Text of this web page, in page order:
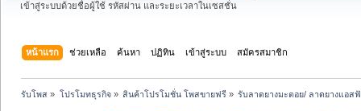
เข้าสู่ระบบด้วยชื่อผู้ใช้ รหัสผ่าน และระยะเวลาในเซสชั่น
หน้าแรก ช่วยเหลือ ค้นหา ปฏิทิน เข้าสู่ระบบ สมัครสมาชิก
รับโพส » โปรโมทธุรกิจ» สินค้าโปรโมชั่น โพสขายฟรี» รับลาดยางมะตอย/ ลาดยางแอส